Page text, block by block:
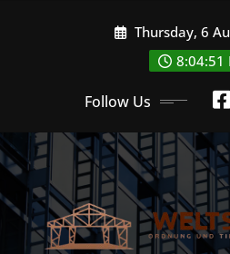
Thursday, 6
8:04:52
Follow Us